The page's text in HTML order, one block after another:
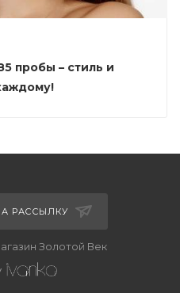
пробы – стиль и
РАССЫЛКУ
Золотой Век